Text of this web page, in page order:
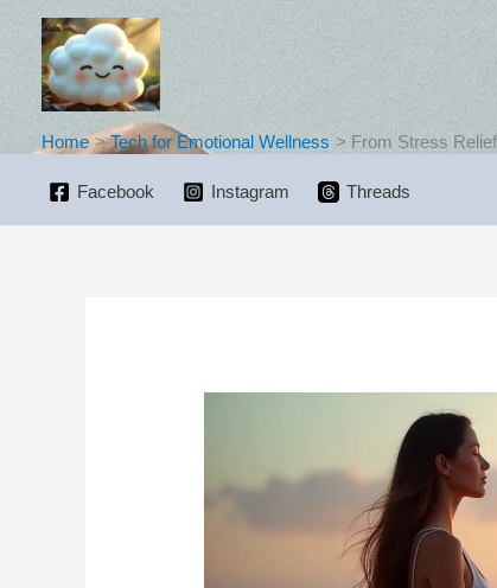
content
Home Tech for Emotional Wellness From Stress
Facebook Instagram Threads